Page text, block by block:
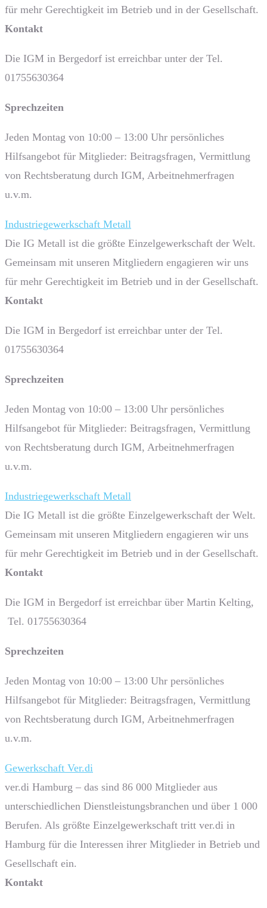
für mehr Gerechtigkeit im Betrieb und in der Gesellschaft.
Kontakt
Die IGM in Bergedorf ist erreichbar unter der Tel.
01755630364
Sprech­zeiten
Jeden Montag von 10:00 – 13:00 Uhr persönliches
Hilfsangebot für Mitglieder: Beitragsfragen, Vermittlung
von Rechtsberatung durch IGM, Arbeitnehmerfragen
u.v.m.
Industriegewerkschaft Metall
Die IG Metall ist die größte Einzelgewerkschaft der Welt.
Gemeinsam mit unseren Mitgliedern engagieren wir uns
für mehr Gerechtigkeit im Betrieb und in der Gesellschaft.
Kontakt
Die IGM in Bergedorf ist erreichbar unter der Tel.
01755630364
Sprech­zeiten
Jeden Montag von 10:00 – 13:00 Uhr persönliches
Hilfsangebot für Mitglieder: Beitragsfragen, Vermittlung
von Rechtsberatung durch IGM, Arbeitnehmerfragen
u.v.m.
Industriegewerkschaft Metall
Die IG Metall ist die größte Einzelgewerkschaft der Welt.
Gemeinsam mit unseren Mitgliedern engagieren wir uns
für mehr Gerechtigkeit im Betrieb und in der Gesellschaft.
Kontakt
Die IGM in Bergedorf ist erreichbar über Martin Kelting,
Tel. 01755630364
Sprech­zeiten
Jeden Montag von 10:00 – 13:00 Uhr persönliches
Hilfsangebot für Mitglieder: Beitragsfragen, Vermittlung
von Rechtsberatung durch IGM, Arbeitnehmerfragen
u.v.m.
Gewerkschaft Ver.di
ver.di Hamburg – das sind 86 000 Mitglieder aus
unterschiedlichen Dienstleistungsbranchen und über 1 000
Berufen. Als größte Einzelgewerkschaft tritt ver.di in
Hamburg für die Interessen ihrer Mitglieder in Betrieb und
Gesellschaft ein.
Kontakt